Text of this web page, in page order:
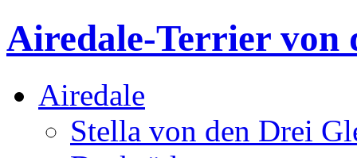
Airedale-Terrier von
Airedale
Stella von den Drei